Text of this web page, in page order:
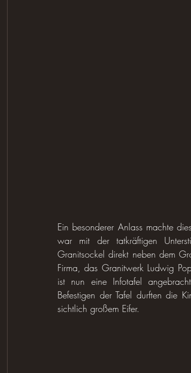
Ein besonderer Anlass machte
war mit der tatkräftigen
Granitsockel direkt neben dem
Firma, das Granitwerk Ludwig
ist nun eine Infotafel
Befestigen der Tafel durften die
sichtlich großem Eifer.